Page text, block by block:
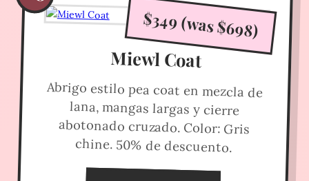
$349 (was $698)
Miewl Coat
Abrigo estilo pea coat en mezcla de
lana, mangas largas y cierre
abotonado cruzado. Color: Gris
chine. 50% de descuento.